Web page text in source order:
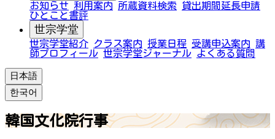
お知らせ 利用案内 所蔵資料検索
貸出期間延長申請
ひとこと書評
世宗学堂
世宗学堂紹介 クラス案内 授業日程 受講申込案内 講
師プロフィール 世宗学堂ジャーナル よくある質問
日本語
한국어
韓国文化院行事